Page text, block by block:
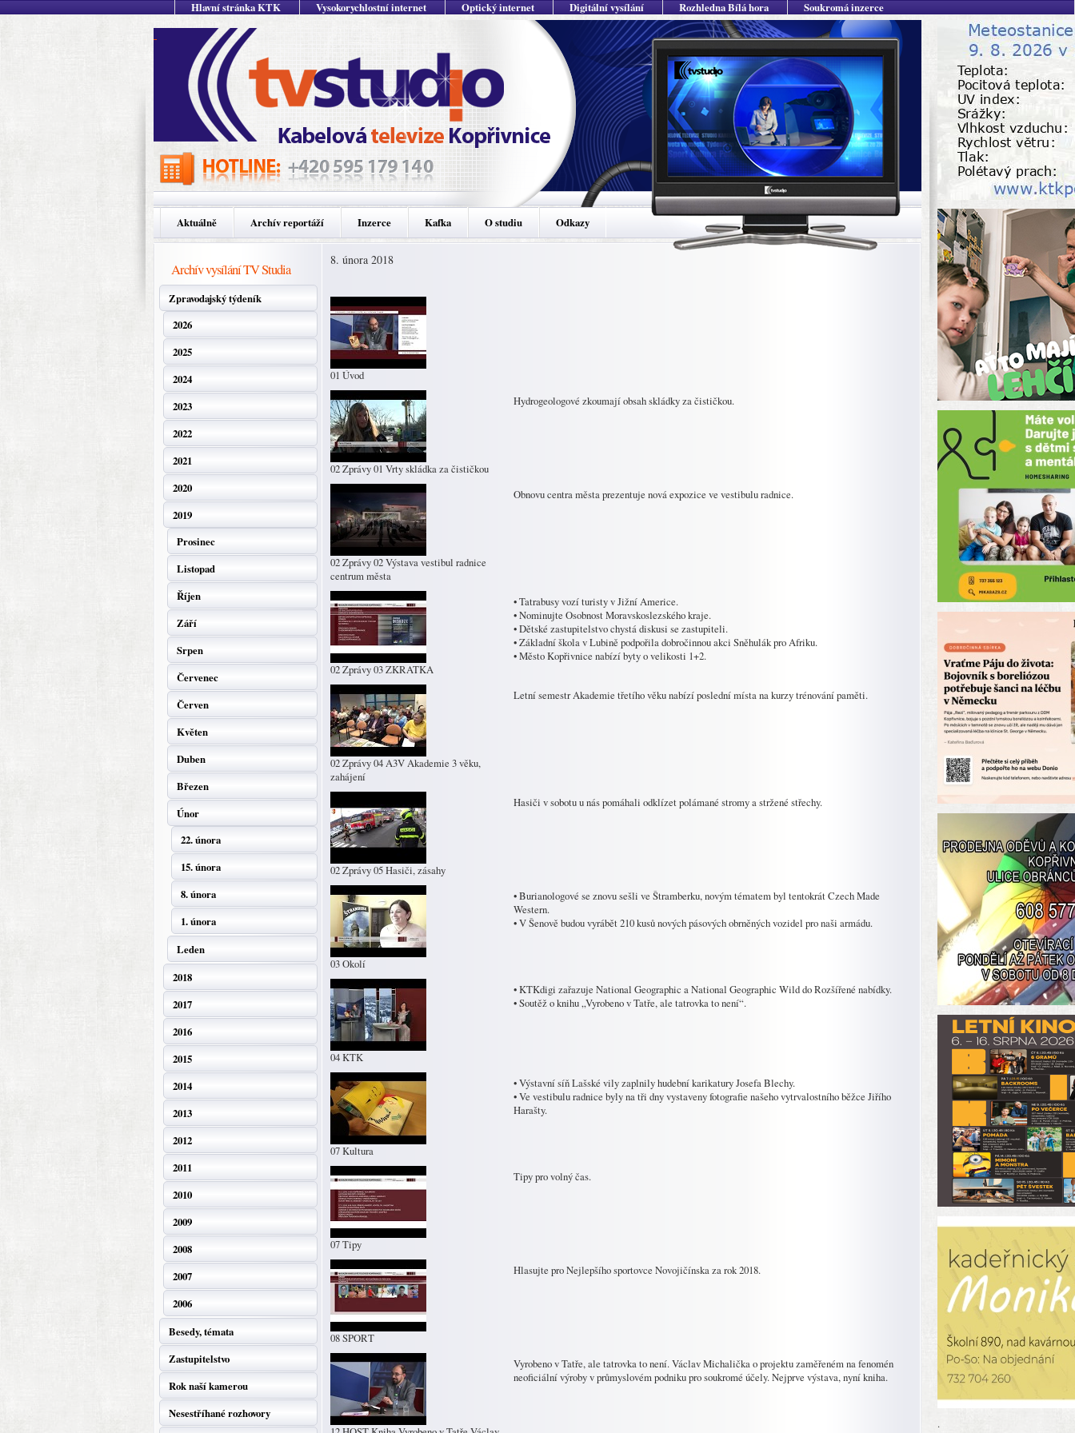
Hlavní stránka KTK Vysokorychlostní internet Optický internet Digitální vysílání Rozhledna Bílá hora Soukromá inzerce
Aktuálně Archív reportáží Inzerce Kafka O studiu Odkazy
Archív vysílání TV Studia
Zpravodajský týdeník
2026
2025
2024
2023
2022
2021
2020
2019
Prosinec
Listopad
Říjen
Září
Srpen
Červenec
Červen
Květen
Duben
Březen
Únor
22. února
15. února
8. února
1. února
Leden
2018
2017
2016
2015
2014
2013
2012
2011
2010
2009
2008
2007
2006
Besedy, témata
Zastupitelstvo
Rok naší kamerou
Nesestříhané rozhovory
8. února 2018
01 Úvod
02 Zprávy 01 Vrty skládka za čističkou
Hydrogeologové zkoumají obsah skládky za čističkou.
02 Zprávy 02 Výstava vestibul radnice
centrum města
Obnovu centra města prezentuje nová expozice ve vestibulu radnice.
02 Zprávy 03 ZKRATKA
• Tatrabusy vozí turisty v Jižní Americe.
• Nominujte Osobnost Moravskoslezského kraje.
• Dětské zastupitelstvo chystá diskusi se zastupiteli.
• Základní škola v Lubině podpořila dobročinnou akci Sněhulák pro Afriku.
• Město Kopřivnice nabízí byty o velikosti 1+2.
02 Zprávy 04 A3V Akademie 3 věku,
zahájení
Letní semestr Akademie třetího věku nabízí poslední místa na kurzy trénování paměti.
02 Zprávy 05 Hasiči, zásahy
Hasiči v sobotu u nás pomáhali odklízet polámané stromy a stržené střechy.
03 Okolí
• Burianologové se znovu sešli ve Štramberku, novým tématem byl tentokrát Czech Made
Western.
• V Šenově budou vyrábět 210 kusů nových pásových obrněných vozidel pro naši armádu.
04 KTK
• KTKdigi zařazuje National Geographic a National Geographic Wild do Rozšířené nabídky.
• Soutěž o knihu „Vyrobeno v Tatře, ale tatrovka to není“.
07 Kultura
• Výstavní síň Lašské vily zaplnily hudební karikatury Josefa Blechy.
• Ve vestibulu radnice byly na tři dny vystaveny fotografie našeho vytrvalostního běžce Jiřího
Harašty.
07 Tipy
Tipy pro volný čas.
08 SPORT
Hlasujte pro Nejlepšího sportovce Novojičínska za rok 2018.
Vyrobeno v Tatře, ale tatrovka to není. Václav Michalička o projektu zaměřeném na fenomén
neoficiální výroby v průmyslovém podniku pro soukromé účely. Nejprve výstava, nyní kniha.
.